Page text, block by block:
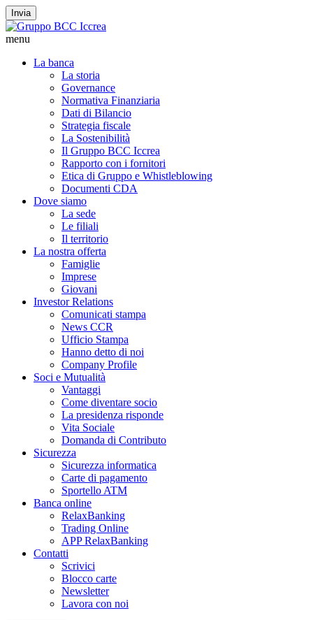
Invia
menu
La banca
La storia
Governance
Normativa Finanziaria
Dati di Bilancio
Strategia fiscale
La Sostenibilità
Il Gruppo BCC Iccrea
Rapporto con i fornitori
Etica di Gruppo e Whistleblowing
Documenti CDA
Dove siamo
La sede
Le filiali
Il territorio
La nostra offerta
Famiglie
Imprese
Giovani
Investor Relations
Comunicati stampa
News CCR
Ufficio Stampa
Hanno detto di noi
Company Profile
Soci e Mutualità
Vantaggi
Come diventare socio
La presidenza risponde
Vita Sociale
Domanda di Contributo
Sicurezza
Sicurezza informatica
Carte di pagamento
Sportello ATM
Banca online
RelaxBanking
Trading Online
APP RelaxBanking
Contatti
Scrivici
Blocco carte
Newsletter
Lavora con noi